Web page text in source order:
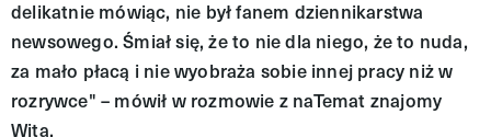
delikatnie mówiąc, nie był fanem dziennikarstwa
newsowego. Śmiał się, że to nie dla niego, że to nuda,
za mało płacą i nie wyobraża sobie innej pracy niż w
rozrywce" – mówił w rozmowie z naTemat znajomy
Wita.